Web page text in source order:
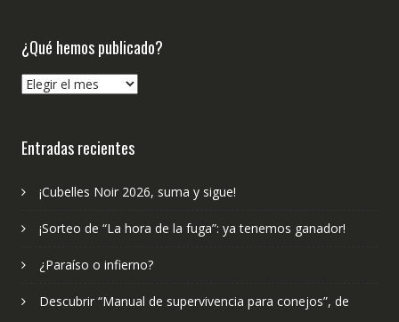
¿Qué hemos publicado?
¿Qué
Entradas recientes
¡Cubelles Noir 2026, suma y sigue!
¡Sorteo de “La hora de la fuga”: ya tenemos ganador!
¿Paraíso o infierno?
Descubrir “Manual de supervivencia para conejos”, de